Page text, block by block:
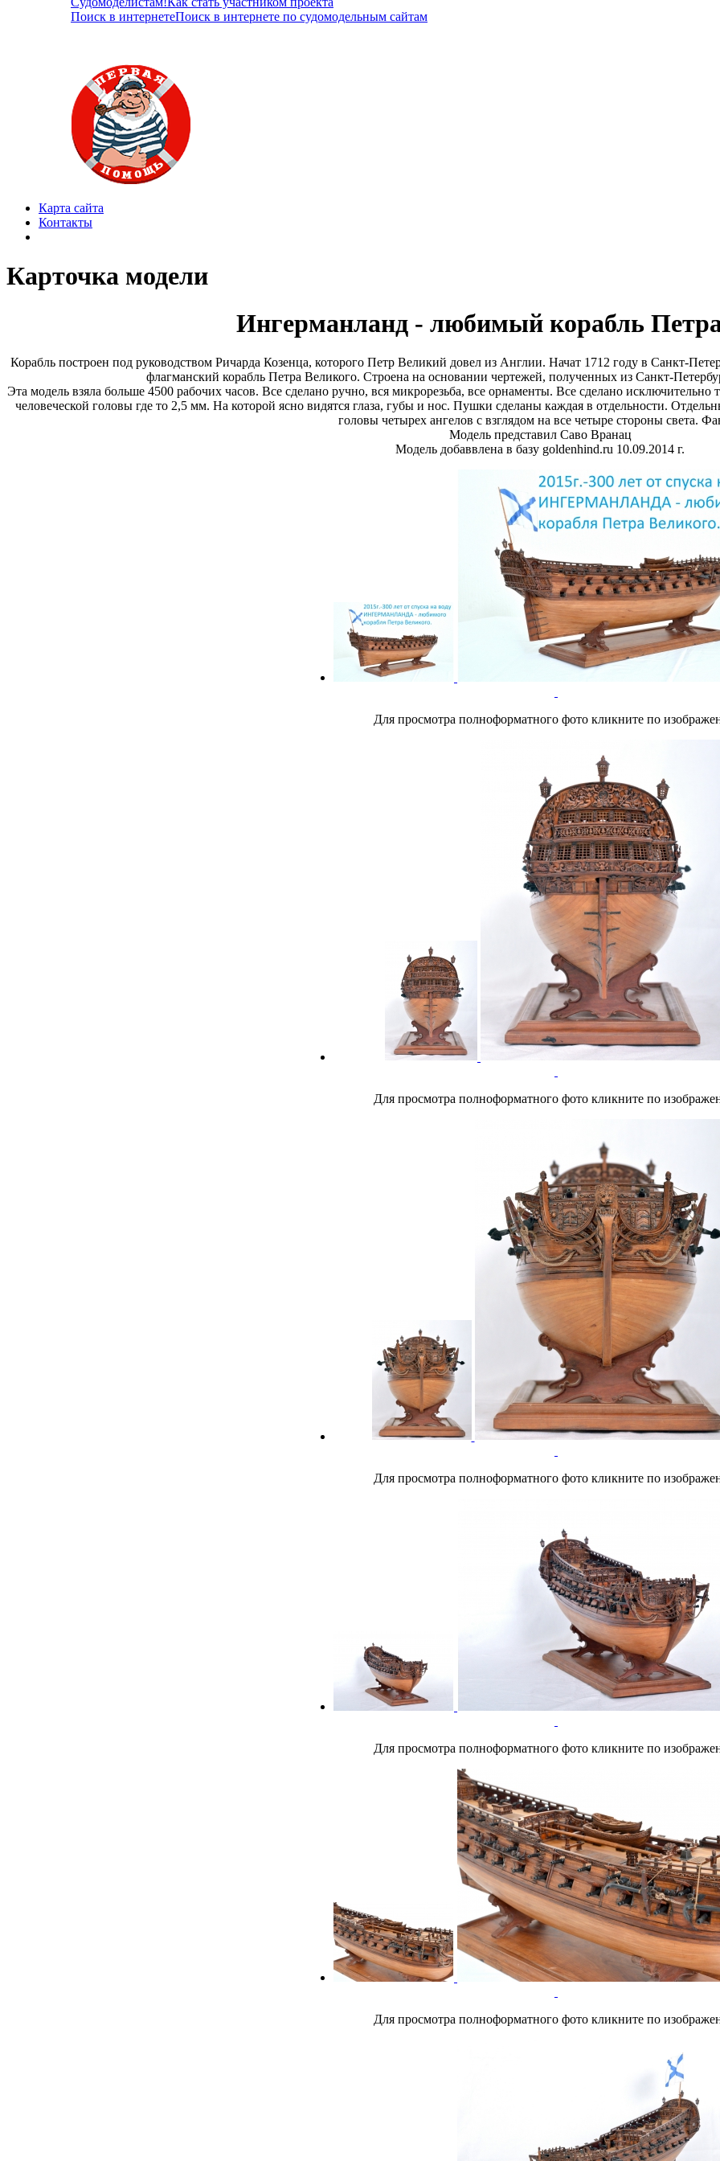
Поиск в интернетеПоиск в интернете по судомодельным сайтам
Карта сайта
Контакты
Карточка модели
Ингерманланд - любимый корабль
Корабль построен под руководством Ричарда Козенца, которого Петр Великий довел из Англии. Начат 1712 году в Санкт-
флагманский корабль Петра Великого. Строена на основании чертежей, полученных из Санкт-
Эта модель взяла больше 4500 рабочих часов. Все сделано ручно, вся микрорезьба, все орнаменты. Все сделано
человеческой головы где то 2,5 мм. На которой ясно видятся глаза, губы и нос. Пушки сделаны каждая в отдельности.
головы четырех ангелов с взглядом на все четыре стороны света.
Модель представил Саво Вранац
Модель добаввлена в базу goldenhind.ru 10.09.2014 г.
Для просмотра полноформатного фото кликните по
Для просмотра полноформатного фото кликните по
Для просмотра полноформатного фото кликните по
Для просмотра полноформатного фото кликните по
Для просмотра полноформатного фото кликните по